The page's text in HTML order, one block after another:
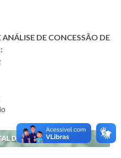
DE CONCESSÃO DE